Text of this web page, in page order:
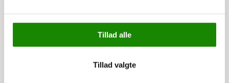
Tillad alle
Tillad valgte
M10 t. pallereol
15,00 kr inkl. moms
pallereol
22,00 kr
27,50 kr inkl. moms